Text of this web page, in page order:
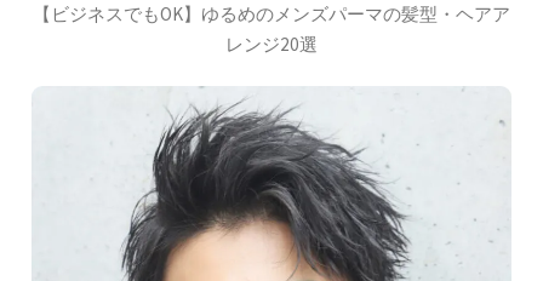
【ビジネスでもOK】ゆるめのメンズパーマの髪型・ヘアア
レンジ20選